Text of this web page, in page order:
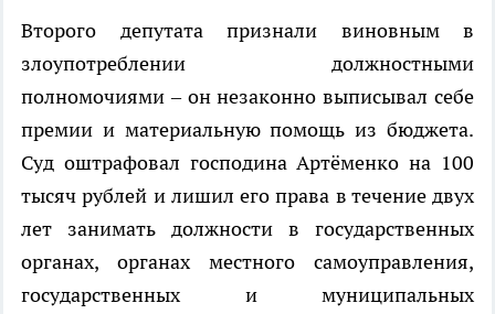
Второго депутата признали виновным в
злоупотреблении должностными
полномочиями – он незаконно выписывал себе
премии и материальную помощь из бюджета.
Суд оштрафовал господина Артёменко на 100
тысяч рублей и лишил его права в течение двух
лет занимать должности в государственных
органах, органах местного самоуправления,
государственных и муниципальных